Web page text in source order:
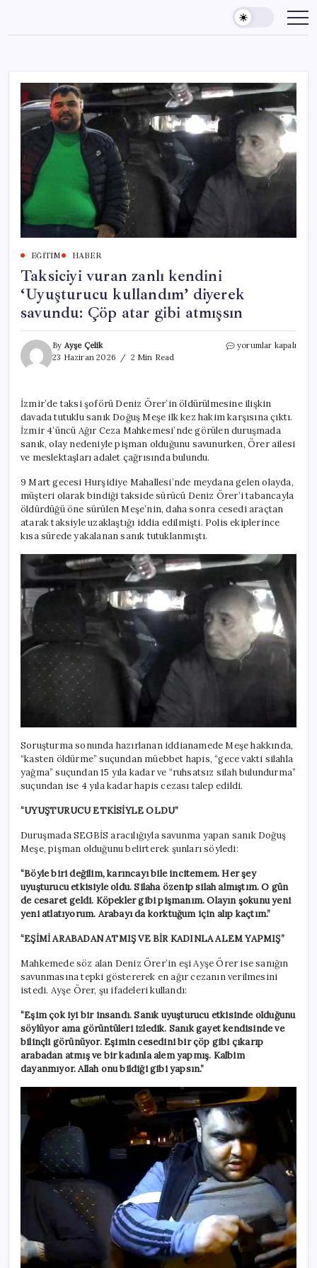
content
EĞITIM HABER
Taksiciyi vuran zanlı kendini
‘Uyuşturucu kullandım’ diyerek
savundu: Çöp atar gibi atmışsın
By Ayşe Çelik
23 Haziran 2026
2 Min Read
Taksiciyi
kullandım’
diyerek
savundu:
Çöp
atmışsın
için
yorumlar kapalı
İzmir’de taksi şoförü Deniz Örer’in öldürülmesine ilişkin
davada tutuklu sanık Doğuş Meşe ilk kez hakim karşısına çıktı.
İzmir 4’üncü Ağır Ceza Mahkemesi’nde görülen duruşmada
sanık, olay nedeniyle pişman olduğunu savunurken, Örer ailesi
ve meslektaşları adalet çağrısında bulundu.
9 Mart gecesi Hurşidiye Mahallesi’nde meydana gelen olayda,
müşteri olarak bindiği takside sürücü Deniz Örer’i tabancayla
öldürdüğü öne sürülen Meşe’nin, daha sonra cesedi araçtan
atarak taksiyle uzaklaştığı iddia edilmişti. Polis ekiplerince
kısa sürede yakalanan sanık tutuklanmıştı.
Soruşturma sonunda hazırlanan iddianamede Meşe hakkında,
“kasten öldürme” suçundan müebbet hapis, “gece vakti silahla
yağma” suçundan 15 yıla kadar ve “ruhsatsız silah bulundurma”
suçundan ise 4 yıla kadar hapis cezası talep edildi.
“UYUŞTURUCU ETKİSİYLE OLDU”
Duruşmada SEGBİS aracılığıyla savunma yapan sanık Doğuş
Meşe, pişman olduğunu belirterek şunları söyledi:
“Böyle biri değilim, karıncayı bile incitemem. Her şey
uyuşturucu etkisiyle oldu. Silaha özenip silah almıştım. O gün
de cesaret geldi. Köpekler gibi pişmanım. Olayın şokunu yeni
yeni atlatıyorum. Arabayı da korktuğum için alıp kaçtım.”
“EŞİMİ ARABADAN ATMIŞ VE BİR KADINLA ALEM YAPMIŞ”
Mahkemede söz alan Deniz Örer’in eşi Ayşe Örer ise sanığın
savunmasına tepki göstererek en ağır cezanın verilmesini
istedi. Ayşe Örer, şu ifadeleri kullandı:
“Eşim çok iyi bir insandı. Sanık uyuşturucu etkisinde olduğunu
söylüyor ama görüntüleri izledik. Sanık gayet kendisinde ve
bilinçli görünüyor. Eşimin cesedini bir çöp gibi çıkarıp
arabadan atmış ve bir kadınla alem yapmış. Kalbim
dayanmıyor. Allah onu bildiği gibi yapsın.”